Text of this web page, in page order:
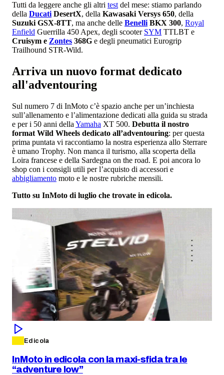
Tutti da leggere anche gli altri test del mese: stiamo parlando
della Ducati DesertX, della Kawasaki Versys 650, della
Suzuki GSX-8TT, ma anche delle Benelli BKX 300, Royal
Enfield Guerrilla 450 Apex, degli scooter SYM TTLBT e
Cruisym e Zontes 368G e degli pneumatici Eurogrip
Trailhound STR-Wild.
Arriva un nuovo format dedicato
all'adventouring
Sul numero 7 di InMoto c’è spazio anche per un’inchiesta
sull’allenamento e l’alimentazione dedicati alla guida su strada
e per i 50 anni della Yamaha XT 500. Debutta il nostro
format Wild Wheels dedicato all’adventouring: per questa
prima puntata vi raccontiamo la nostra esperienza allo Sterrare
è umano Trophy. Non manca il turismo, alla scoperta della
Loira francese e della Sardegna on the road. E poi ancora lo
shop con i consigli utili per l’acquisto di accessori e
abbigliamento moto e le nostre rubriche mensili.
Tutto su InMoto di luglio che trovate in edicola.
Edicola
InMoto in edicola con la maxi-sfida tra le
“adventure low”